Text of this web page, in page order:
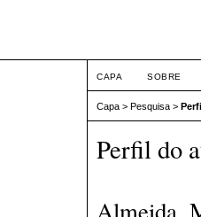
CAPA SOBRE
Capa > Pesquisa >
Perfil do